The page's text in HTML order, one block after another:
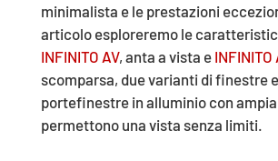
minimalista e le prestazioni
articolo esploreremo le
INFINITO AV, anta a vista e INFINITO
scomparsa, due varianti di finestre
portefinestre in alluminio con
permettono una vista senza limiti.